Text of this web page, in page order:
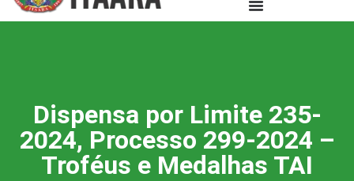
Dispensa por Limite 235-
2024, Processo 299-2024 –
Troféus e Medalhas TAI